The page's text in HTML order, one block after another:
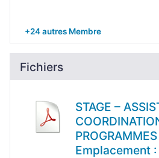
+24 autres Membre
Fichiers
STAGE –
Emplacement :